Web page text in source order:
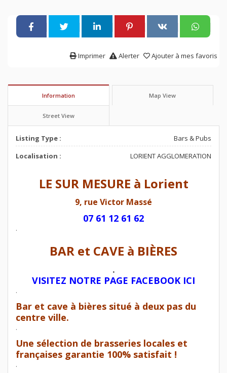
Ajouter à mes favoris
Alerter
Imprimer
Information Map View
Street View
Listing Type :
Bars & Pubs
Localisation :
LORIENT AGGLOMERATION
LE SUR MESURE à Lorient
9, rue Victor Massé
07 61 12 61 62
.
BAR et CAVE à BIÈRES
.
VISITEZ NOTRE PAGE FACEBOOK ICI
.
Bar et cave à bières situé à deux pas du
centre ville.
.
Une sélection de brasseries locales et
françaises garantie 100% satisfait !
.